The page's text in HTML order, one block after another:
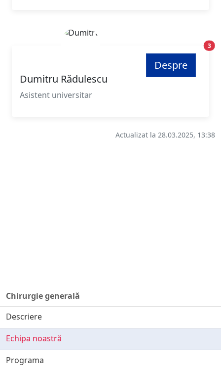
Chirurgie generală
Descriere
Echipa noastră
Programa
3
Dumitru Rădulescu
Asistent universitar
Despre
Actualizat la 28.03.2025, 13:38